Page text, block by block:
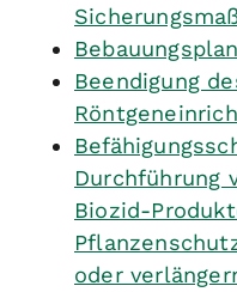
Beendigung
Durchführung
Biozid-
oder